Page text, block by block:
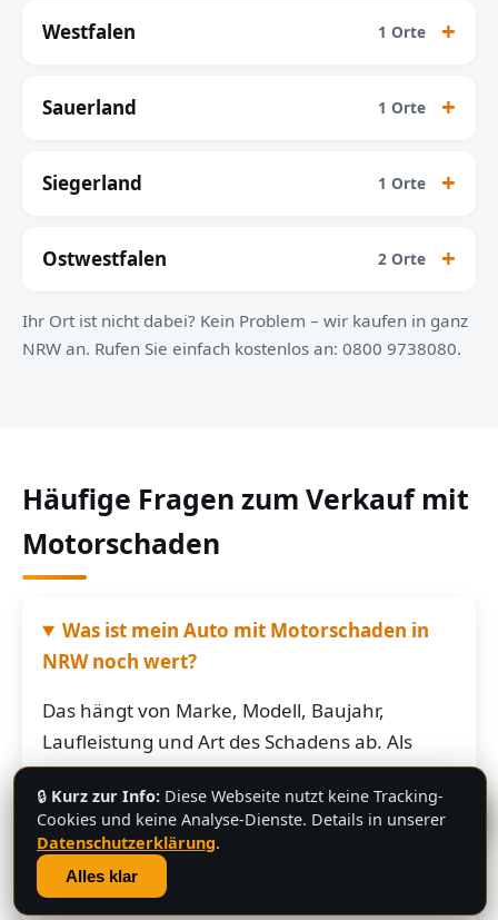
Westfalen 1 Orte
Sauerland 1 Orte
Siegerland 1 Orte
Ostwestfalen 2 Orte
Ihr Ort ist nicht dabei? Kein Problem – wir kaufen in ganz
NRW an. Rufen Sie einfach kostenlos an: 0800 9738080.
Häufige Fragen zum Verkauf mit
Motorschaden
Was ist mein Auto mit Motorschaden in
NRW noch wert?
Das hängt von Marke, Modell, Baujahr,
Laufleistung und Art des Schadens ab. Als
grobe Richtung: Fahrzeuge mit Motorschaden
bringen je nach Restwert der Karosserie und
der Teile oft noch mehrere hundert bis
mehrere tausend Euro. Schicken Sie uns die
Fahrzeugdaten – Sie bekommen von uns eine
💬
🔒 Kurz zur Info: Diese Webseite nutzt keine Tracking-
Cookies und keine Analyse-Dienste. Details in unserer
Datenschutzerklärung.
Alles klar